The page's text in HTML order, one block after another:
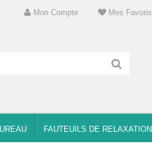
Mon Compte Mes Favoris
FAUTEUILS DE RELAXATION